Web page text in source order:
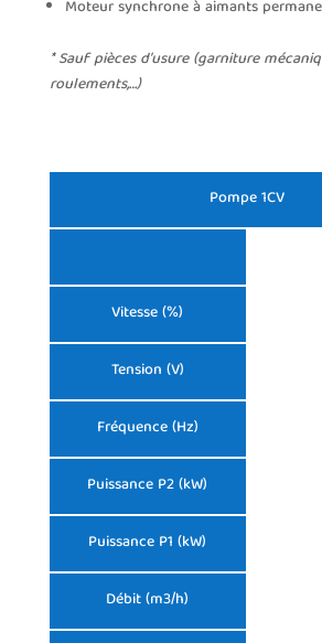
Moteur synchrone à aimants
* Sauf pièces d’usure (garniture
roulements,…)
Vitesse (%)
Tension (V)
Fréquence (Hz)
Puissance P2 (kW)
Puissance P1 (kW)
Débit (m3/h)
Pompe 1CV